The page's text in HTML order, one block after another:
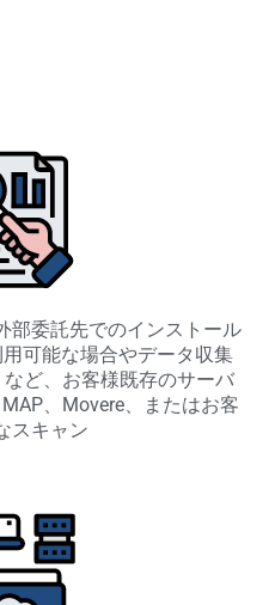
部委託先でのインストール
可能な場合やデータ収集
ど、お客様既存のサーバ
、Movere、またはお客
スキャン